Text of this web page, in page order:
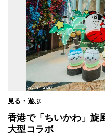
見る・遊ぶ
香港で「ちいかわ」旋
大型コラボ